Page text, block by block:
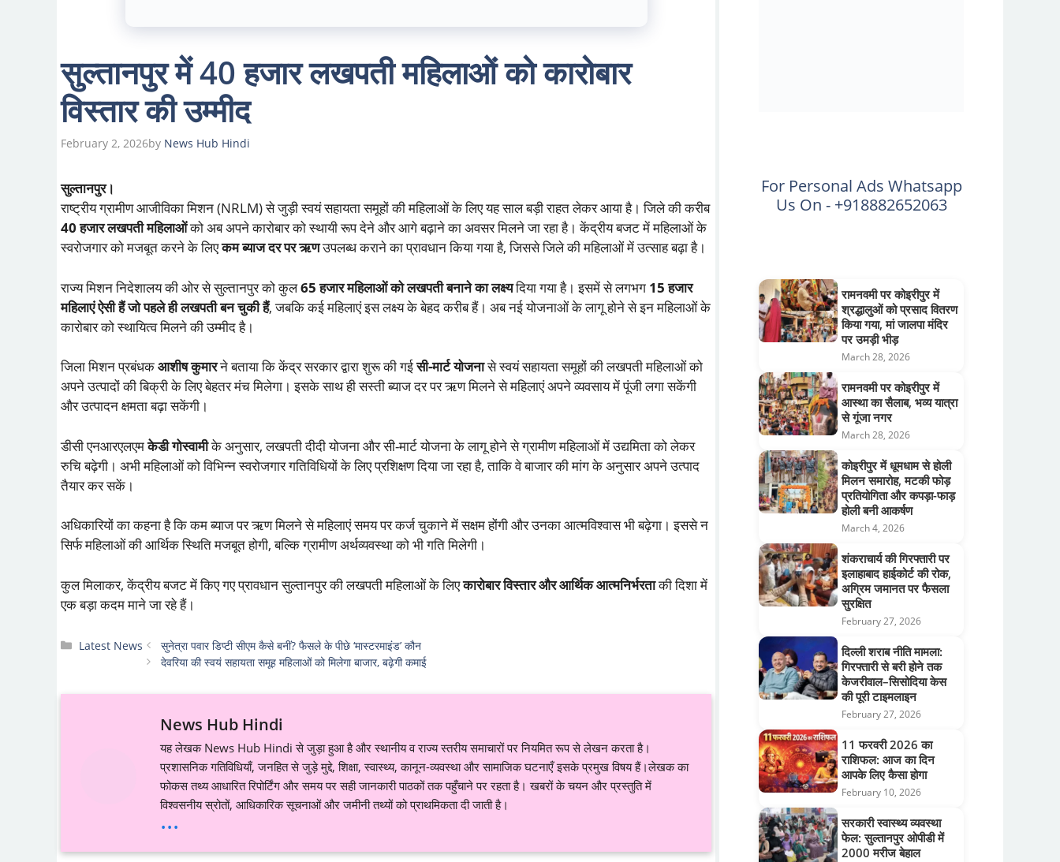
सुल्तानपुर में 40 हजार लखपती महिलाओं को कारोबार
विस्तार की उम्मीद
February 2, 2026by News Hub Hindi
सुल्तानपुर।
राष्ट्रीय ग्रामीण आजीविका मिशन (NRLM) से जुड़ी स्वयं सहायता समूहों की महिलाओं के लिए यह साल बड़ी राहत लेकर आया है। जिले की करीब
40 हजार लखपती महिलाओंको अब अपने कारोबार को स्थायी रूप देने और आगे बढ़ाने का अवसर मिलने जा रहा है। केंद्रीय बजट में महिलाओं के
स्वरोजगार को मजबूत करने के लिएकम ब्याज दर पर ऋणउपलब्ध कराने का प्रावधान किया गया है, जिससे जिले की महिलाओं में उत्साह बढ़ा है।
राज्य मिशन निदेशालय की ओर से सुल्तानपुर को कुल65 हजार महिलाओं को लखपती बनाने का लक्ष्यदिया गया है। इसमें से लगभग 15 हजार
महिलाएं ऐसी हैं जो पहले ही लखपती बन चुकी हैं, जबकि कई महिलाएं इस लक्ष्य के बेहद करीब हैं। अब नई योजनाओं के लागू होने से इन महिलाओं के
कारोबार को स्थायित्व मिलने की उम्मीद है।
जिला मिशन प्रबंधकआशीष कुमारने बताया कि केंद्र सरकार द्वारा शुरू की गईसी-मार्ट योजनासे स्वयं सहायता समूहों की लखपती महिलाओं को
अपने उत्पादों की बिक्री के लिए बेहतर मंच मिलेगा। इसके साथ ही सस्ती ब्याज दर पर ऋण मिलने से महिलाएं अपने व्यवसाय में पूंजी लगा सकेंगी
और उत्पादन क्षमता बढ़ा सकेंगी।
डीसी एनआरएलएमकेडी गोस्वामीके अनुसार, लखपती दीदी योजना और सी-मार्ट योजना के लागू होने से ग्रामीण महिलाओं में उद्यमिता को लेकर
रुचि बढ़ेगी। अभी महिलाओं को विभिन्न स्वरोजगार गतिविधियों के लिए प्रशिक्षण दिया जा रहा है, ताकि वे बाजार की मांग के अनुसार अपने उत्पाद
तैयार कर सकें।
अधिकारियों का कहना है कि कम ब्याज पर ऋण मिलने से महिलाएं समय पर कर्ज चुकाने में सक्षम होंगी और उनका आत्मविश्वास भी बढ़ेगा। इससे न
सिर्फ महिलाओं की आर्थिक स्थिति मजबूत होगी, बल्कि ग्रामीण अर्थव्यवस्था को भी गति मिलेगी।
कुल मिलाकर, केंद्रीय बजट में किए गए प्रावधान सुल्तानपुर की लखपती महिलाओं के लिएकारोबार विस्तार और आर्थिक आत्मनिर्भरताकी दिशा में
एक बड़ा कदम माने जा रहे हैं।
Categories
Latest News
सुनेत्रा पवार डिप्टी सीएम कैसे बनीं? फैसले के पीछे ‘मास्टरमाइंड’ कौन
देवरिया की स्वयं सहायता समूह महिलाओं को मिलेगा बाजार, बढ़ेगी कमाई
News Hub Hindi
यह लेखक News Hub Hindi से जुड़ा हुआ है और स्थानीय व राज्य स्तरीय समाचारों पर नियमित रूप से लेखन करता है।
प्रशासनिक गतिविधियाँ, जनहित से जुड़े मुद्दे, शिक्षा, स्वास्थ्य, कानून-व्यवस्था और सामाजिक घटनाएँ इसके प्रमुख विषय हैं।लेखक का
फोकस तथ्य आधारित रिपोर्टिंग और समय पर सही जानकारी पाठकों तक पहुँचाने पर रहता है। खबरों के चयन और प्रस्तुति में
विश्वसनीय स्रोतों, आधिकारिक सूचनाओं और जमीनी तथ्यों को प्राथमिकता दी जाती है।
...
For Personal Ads Whatsapp
Us On - +918882652063
रामनवमी पर कोइरीपुर में
श्रद्धालुओं को प्रसाद वितरण
किया गया, मां जालपा मंदिर
पर उमड़ी भीड़
March 28, 2026
रामनवमी पर कोइरीपुर में
आस्था का सैलाब, भव्य यात्रा
से गूंजा नगर
March 28, 2026
कोइरीपुर में धूमधाम से होली
मिलन समारोह, मटकी फोड़
प्रतियोगिता और कपड़ा-फाड़
होली बनी आकर्षण
March 4, 2026
शंकराचार्य की गिरफ्तारी पर
इलाहाबाद हाईकोर्ट की रोक,
अग्रिम जमानत पर फैसला
सुरक्षित
February 27, 2026
दिल्ली शराब नीति मामला:
गिरफ्तारी से बरी होने तक
केजरीवाल–सिसोदिया केस
की पूरी टाइमलाइन
February 27, 2026
11 फरवरी 2026 का
राशिफल: आज का दिन
आपके लिए कैसा होगा
February 10, 2026
सरकारी स्वास्थ्य व्यवस्था
फेल: सुल्तानपुर ओपीडी में
2000 मरीज बेहाल